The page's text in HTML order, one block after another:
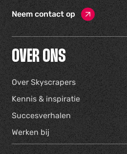
Neem contact op
OVER ONS
Over Skyscrapers
Kennis & inspiratie
Succesverhalen
Werken bij